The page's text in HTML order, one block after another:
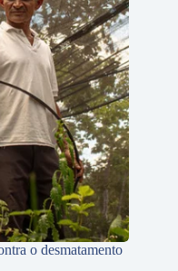
o desmatamento